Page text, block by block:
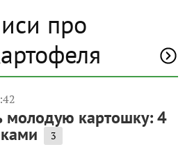
про
молодую картошку: 4
3